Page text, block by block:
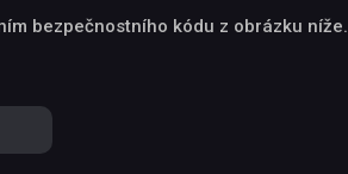
bezpečnostního kódu z obrázku níže.